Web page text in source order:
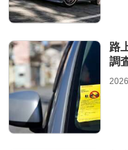
路
調